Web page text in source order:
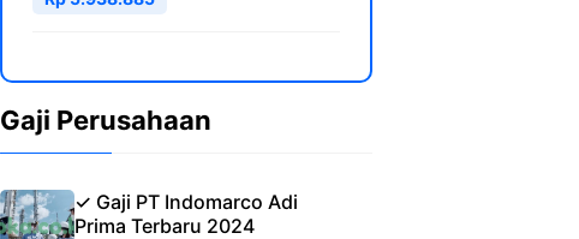
Gaji Perusahaan
✓ Gaji PT Indomarco Adi
Prima Terbaru 2024